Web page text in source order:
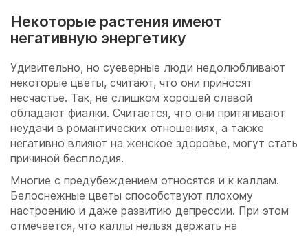
Некоторые растения имеют
негативную энергетику
Удивительно, но суеверные люди недолюбливают
некоторые цветы, считают, что они приносят
несчастье. Так, не слишком хорошей славой
обладают фиалки. Считается, что они притягивают
неудачи в романтических отношениях, а также
негативно влияют на женское здоровье, могут стать
причиной бесплодия.
Многие с предубеждением относятся и к каллам.
Белоснежные цветы способствуют плохому
настроению и даже развитию депрессии. При этом
отмечается, что каллы нельзя держать на